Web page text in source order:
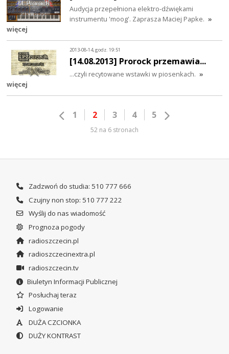
Audycja przepełniona elektro-dźwiękami
instrumentu 'moog'. Zaprasza Maciej Papke. »
więcej
2013-08-14, godz. 19:51
[14.08.2013] Prorock przemawia...
...czyli recytowane wstawki w piosenkach. »
więcej
1 2 3 4 5
52 na 6 stronach
Zadzwoń do studia: 510 777 666
Czujny non stop: 510 777 222
Wyślij do nas wiadomość
Prognoza pogody
radioszczecin.pl
radioszczecinextra.pl
radioszczecin.tv
Biuletyn Informacji Publicznej
Posłuchaj teraz
Logowanie
DUŻA CZCIONKA
DUŻY KONTRAST